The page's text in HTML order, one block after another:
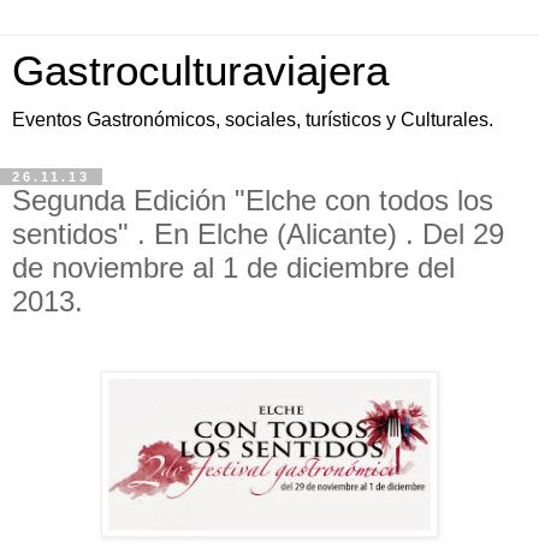
Gastroculturaviajera
Eventos Gastronómicos, sociales, turísticos y Culturales.
26.11.13
Segunda Edición "Elche con todos los
sentidos" . En Elche (Alicante) . Del 29
de noviembre al 1 de diciembre del
2013.